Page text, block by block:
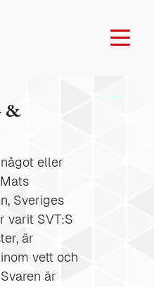
&
eller
Sveriges
varit SVT:S
är
vett och
är